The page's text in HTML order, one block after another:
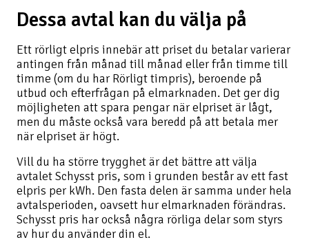
Dessa avtal kan du välja på
Ett rörligt elpris innebär att priset du betalar varierar
antingen från månad till månad eller från timme till
timme (om du har Rörligt timpris), beroende på
utbud och efterfrågan på elmarknaden. Det ger dig
möjligheten att spara pengar när elpriset är lågt,
men du måste också vara beredd på att betala mer
när elpriset är högt.
Vill du ha större trygghet är det bättre att välja
avtalet Schysst pris, som i grunden består av ett fast
elpris per kWh. Den fasta delen är samma under hela
avtalsperioden, oavsett hur elmarknaden förändras.
Schysst pris har också några rörliga delar som styrs
av hur du använder din el.